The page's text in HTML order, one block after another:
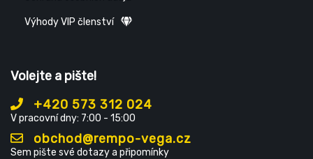
Výhody VIP členství
Volejte a pište!
+420 573 312 024
V pracovní dny: 7:00 - 15:00
obchod@rempo-vega.cz
Sem pište své dotazy a připomínky